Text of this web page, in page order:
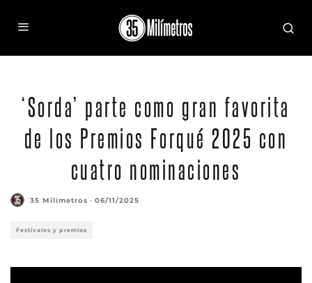
‘Sorda’ parte como gran favorita
de los Premios Forqué 2025 con
cuatro nominaciones
35 Milímetros · 06/11/2025
Festivales y premios